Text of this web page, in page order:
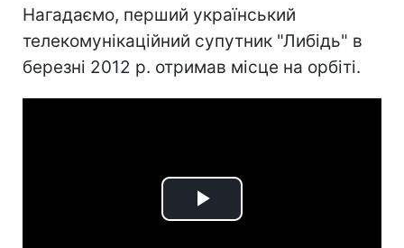
Нагадаємо, перший український
телекомунікаційний супутник "Либідь" в
березні 2012 р. отримав місце на орбіті.
Play